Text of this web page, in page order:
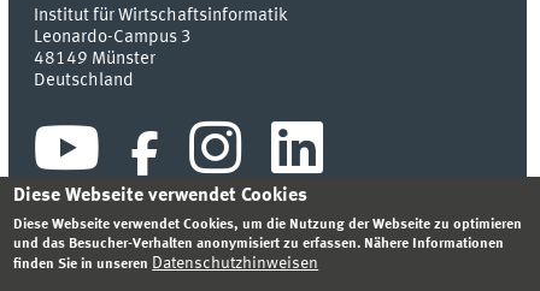
Institut für Wirtschaftsinformatik
Leonardo-Campus 3
48149 Münster
Deutschland
Diese Webseite verwendet Cookies
Diese Webseite verwendet Cookies, um die Nutzung der Webseite zu optimieren
und das Besucher-Verhalten anonymisiert zu erfassen. Nähere Informationen
finden Sie in unseren Datenschutzhinweisen